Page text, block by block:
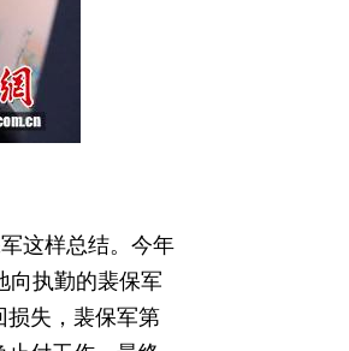
这样总结。今年
向执勤的裴保军
损失，裴保军第